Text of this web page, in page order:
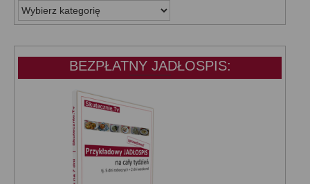
WSZYSTKIE
KATEGORIE:
BEZPŁATNY JADŁOSPIS: